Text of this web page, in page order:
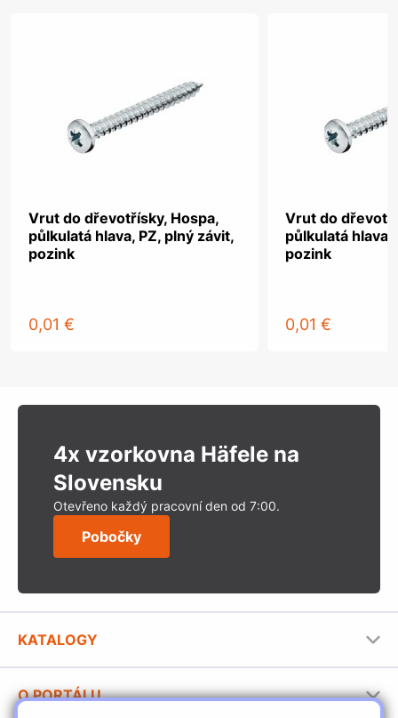
Vrut do dřevotřísky, Hospa,
půlkulatá hlava, PZ, plný závit,
pozink
0,01 €
Vrut do
půlkulatá hlava,
pozink
0,01 €
4x vzorkovna Häfele na
Slovensku
Otevřeno každý pracovní den od 7:00.
Pobočky
KATALOGY
Stavební katalog Häfele
O PORTÁLU